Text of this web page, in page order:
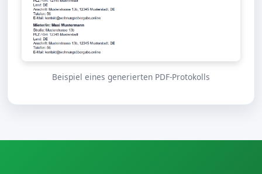
Beispiel eines generierten PDF-Protokolls